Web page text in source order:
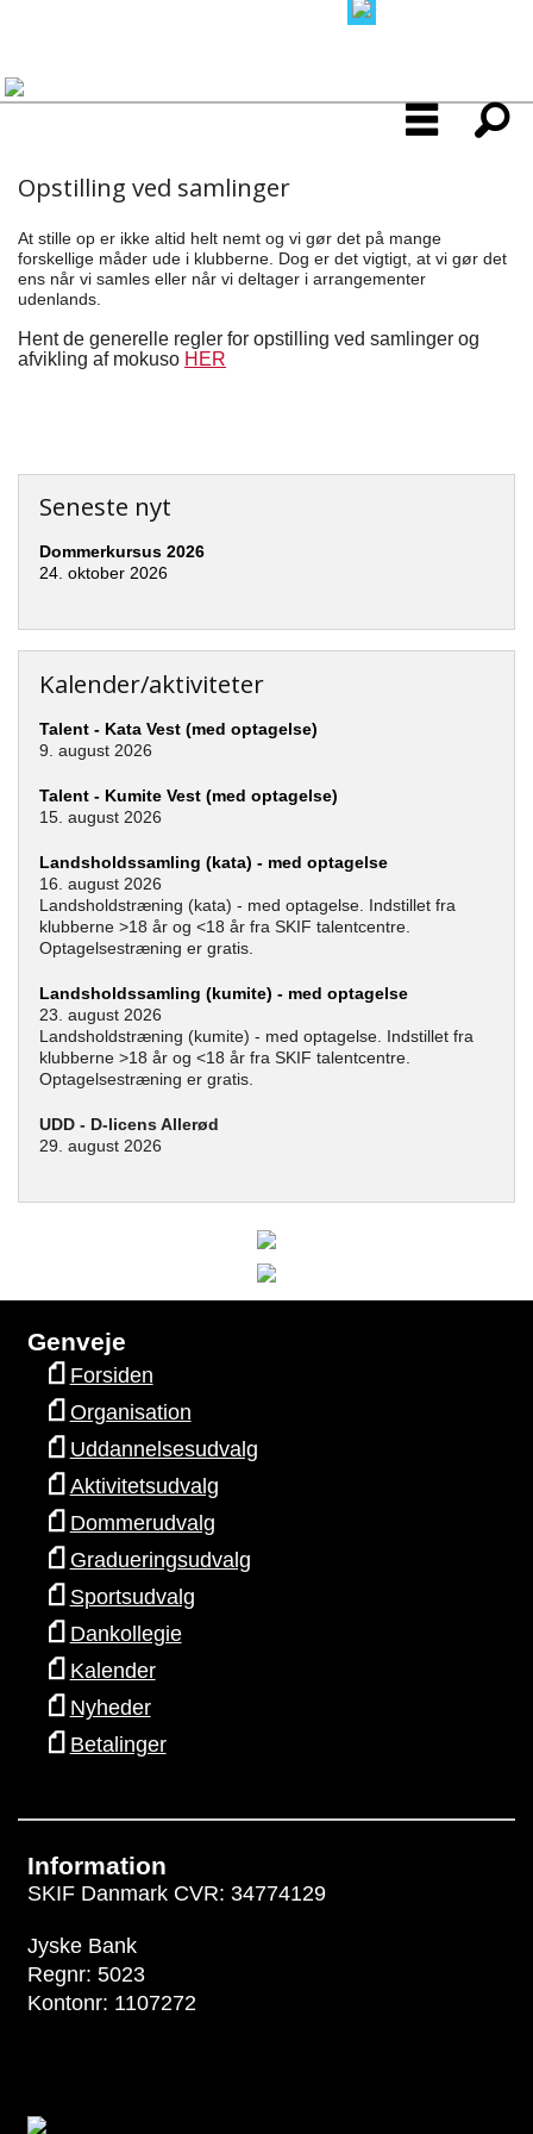
Opstilling ved samlinger
At stille op er ikke altid helt nemt og vi gør det på mange
forskellige måder ude i klubberne. Dog er det vigtigt, at vi gør det
ens når vi samles eller når vi deltager i arrangementer
udenlands.
Hent de generelle regler for opstilling ved samlinger og
afvikling af mokuso HER
Seneste nyt
Dommerkursus 2026
24. oktober 2026
Kalender/aktiviteter
Talent - Kata Vest (med optagelse)
9. august 2026
Talent - Kumite Vest (med optagelse)
15. august 2026
Landsholdssamling (kata) - med optagelse
16. august 2026
Landsholdstræning (kata) - med optagelse. Indstillet fra
klubberne >18 år og <18 år fra SKIF talentcentre.
Optagelsestræning er gratis.
Landsholdssamling (kumite) - med optagelse
23. august 2026
Landsholdstræning (kumite) - med optagelse. Indstillet fra
klubberne >18 år og <18 år fra SKIF talentcentre.
Optagelsestræning er gratis.
UDD - D-licens Allerød
29. august 2026
Genveje
Forsiden
Organisation
Uddannelsesudvalg
Aktivitetsudvalg
Dommerudvalg
Gradueringsudvalg
Sportsudvalg
Dankollegie
Kalender
Nyheder
Betalinger
Information
SKIF Danmark CVR: 34774129
Jyske Bank
Regnr: 5023
Kontonr: 1107272